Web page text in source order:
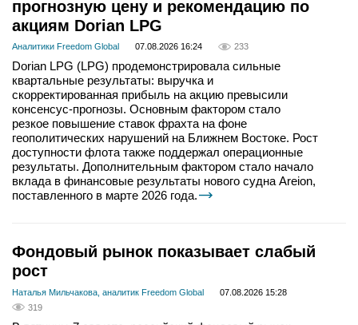
прогнозную цену и рекомендацию по
акциям Dorian LPG
Аналитики Freedom Global 07.08.2026 16:24 233
Dorian LPG (LPG) продемонстрировала сильные
квартальные результаты: выручка и
скорректированная прибыль на акцию превысили
консенсус-прогнозы. Основным фактором стало
резкое повышение ставок фрахта на фоне
геополитических нарушений на Ближнем Востоке. Рост
доступности флота также поддержал операционные
результаты. Дополнительным фактором стало начало
вклада в финансовые результаты нового судна Areion,
поставленного в марте 2026 года.
Фондовый рынок показывает слабый
рост
Наталья Мильчакова, аналитик Freedom Global
07.08.2026 15:28
319